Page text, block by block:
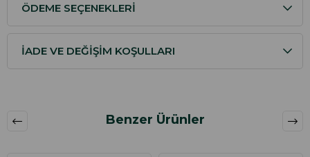
ÖDEME SEÇENEKLERI
İADE VE DEĞIŞIM KOŞULLARI
Benzer Ürünler